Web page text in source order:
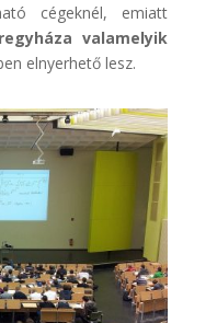
cégeknél, emiatt
valamelyik
elnyerhető lesz.